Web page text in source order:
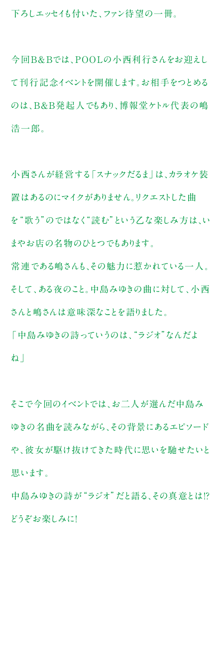
下ろしエッセイも付いた、ファン待望の一冊。
今回B&Bでは、POOLの小西利行さんをお迎えし
て刊行記念イベントを開催します。お相手をつとめる
のは、B&B発起人でもあり、博報堂ケトル代表の嶋
浩一郎。
小西さんが経営する「スナックだるま」は、カラオケ装
置はあるのにマイクがありません。リクエストした曲
を“歌う”のではなく“読む”という乙な楽しみ方は、い
まやお店の名物のひとつでもあります。
常連である嶋さんも、その魅力に惹かれている一人。
そして、ある夜のこと。中島みゆきの曲に対して、小西
さんと嶋さんは意味深なことを語りました。
「中島みゆきの詩っていうのは、“ラジオ”なんだよ
ね」
そこで今回のイベントでは、お二人が選んだ中島み
ゆきの名曲を読みながら、その背景にあるエピソード
や、彼女が駆け抜けてきた時代に思いを馳せたいと
思います。
中島みゆきの詩が“ラジオ”だと語る、その真意とは！？
どうぞお楽しみに！